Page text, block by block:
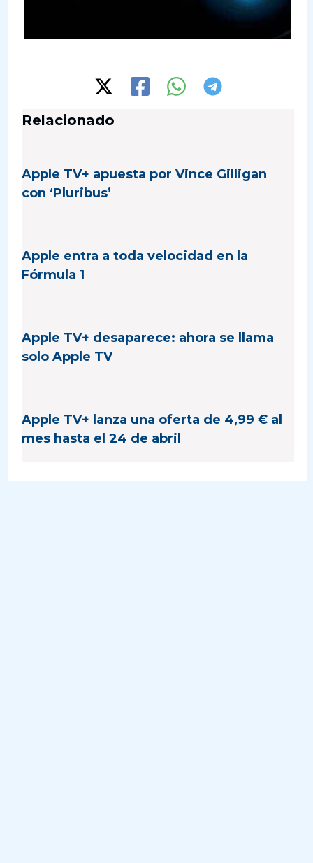
Relacionado
Apple TV+ apuesta por Vince Gilligan
con ‘Pluribus’
Apple entra a toda velocidad en la
Fórmula 1
Apple TV+ desaparece: ahora se llama
solo Apple TV
Apple TV+ lanza una oferta de 4,99 € al
mes hasta el 24 de abril